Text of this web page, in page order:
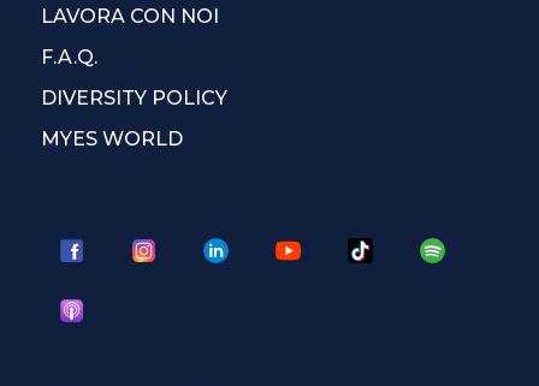
LAVORA CON NOI
F.A.Q.
DIVERSITY POLICY
MYES WORLD